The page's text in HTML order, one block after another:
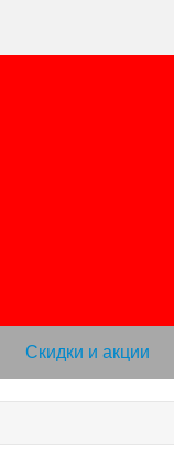
Скидки и акции